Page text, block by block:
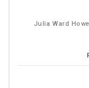
Julia Ward